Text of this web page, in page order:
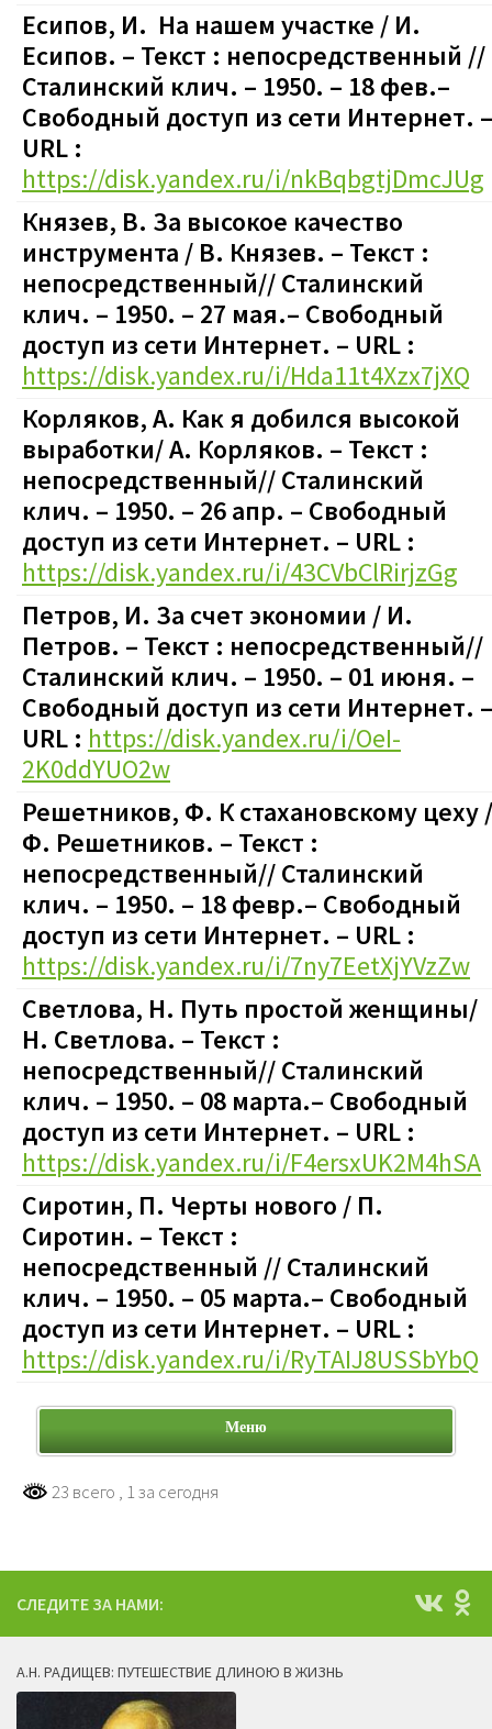
Есипов, И. На нашем участке / И.
Есипов. – Текст : непосредственный //
Сталинский клич. – 1950. – 18 фев.–
Свободный доступ из сети Интернет. –
URL :
https://disk.yandex.ru/i/nkBqbgtjDmcJUg
Князев, В. За высокое качество
инструмента / В. Князев. – Текст :
непосредственный// Сталинский
клич. – 1950. – 27 мая.– Свободный
доступ из сети Интернет. – URL :
https://disk.yandex.ru/i/Hda11t4Xzx7jXQ
Корляков, А. Как я добился высокой
выработки/ А. Корляков. – Текст :
непосредственный// Сталинский
клич. – 1950. – 26 апр. – Свободный
доступ из сети Интернет. – URL :
https://disk.yandex.ru/i/43CVbClRirjzGg
Петров, И. За счет экономии / И.
Петров. – Текст : непосредственный//
Сталинский клич. – 1950. – 01 июня. –
Свободный доступ из сети Интернет. –
URL : https://disk.yandex.ru/i/OeI-
2K0ddYUO2w
Решетников, Ф. К стахановскому цеху/
Ф. Решетников. – Текст :
непосредственный// Сталинский
клич. – 1950. – 18 февр.– Свободный
доступ из сети Интернет. – URL :
https://disk.yandex.ru/i/7ny7EetXjYVzZw
Светлова, Н. Путь простой женщины/
Н. Светлова. – Текст :
непосредственный// Сталинский
клич. – 1950. – 08 марта.– Свободный
доступ из сети Интернет. – URL :
https://disk.yandex.ru/i/F4ersxUK2M4hSA
Сиротин, П. Черты нового / П.
Сиротин. – Текст :
непосредственный // Сталинский
клич. – 1950. – 05 марта.– Свободный
доступ из сети Интернет. – URL :
https://disk.yandex.ru/i/RyTAIJ8USSbYbQ
Меню
23 всего , 1 за сегодня
СЛЕДИТЕ ЗА НАМИ:
А.Н. РАДИЩЕВ: ПУТЕШЕСТВИЕ ДЛИНОЮ В ЖИЗНЬ